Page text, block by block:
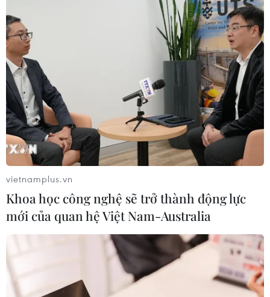
100 tỷ kWh - dấu mốc quan trọng của
Công ty Thủy điện Sơn La
13/10/2020 03:43
Với việc cung cấp 100 tỷ kWh qua hai nhà máy thủy
điện Sơn La và nhà máy thủy điện Lai Châu, Công ty
Thủy điện Sơn La đã đóng góp nguồn điện ổn định cho
hệ thống điện quốc gia.
vietnamplus.vn
Khoa học công nghệ sẽ trở thành động lực
mới của quan hệ Việt Nam-Australia